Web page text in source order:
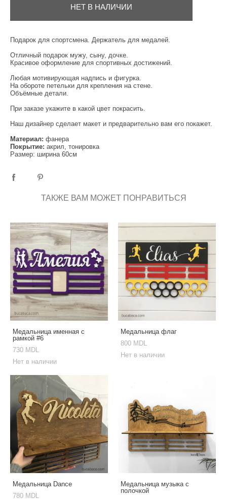
НЕТ В НАЛИЧИИ
Подарок для спортсмена. Держатель для медалей.
Отличный подарок мужу, сыну, дочке.
Красивое оформление для спортивных достижений.
Любая мотивирующая надпись и фигурка.
На обороте петельки для крепления на стене.
Объёмные детали.
При заказе укажите в какой цвет покрасить.
Наш дизайнер сделает макет и предварительно вам его покажет.
Материал: фанера
Покрытие: акрил, тонировка
Размер: ширина 60см
ТАКЖЕ ВАМ МОЖЕТ ПОНРАВИТЬСЯ
Медальница именная с
рамкой #6
730 MDL
Нет в наличии
Медальница флаг
800 MDL
Нет в наличии
Медальница Dance
780 MDL
Медальница музыка с
полочкой